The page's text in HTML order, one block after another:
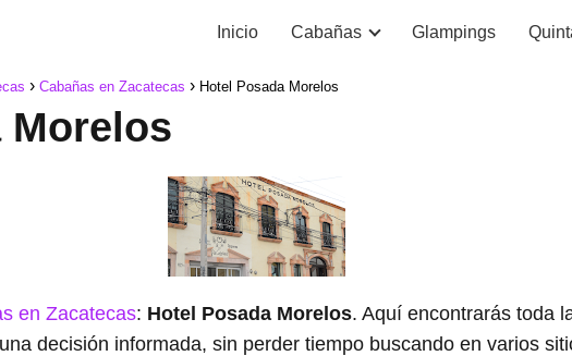
Inicio Cabañas Glampings
Cabañas en Zacatecas Hotel Posada Morelos
Morelos
en Zacatecas: Hotel Posada Morelos. Aquí encontrarás toda
decisión informada, sin perder tiempo buscando en varios